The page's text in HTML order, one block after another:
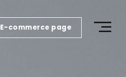
E-commerce page